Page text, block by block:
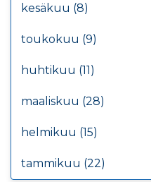
kesäkuu (8)
toukokuu (9)
huhtikuu (11)
maaliskuu (28)
helmikuu (15)
tammikuu (22)